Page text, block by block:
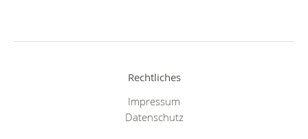
Rechtliches
Impressum
Datenschutz